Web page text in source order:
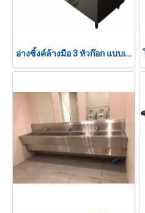
อ่างซิ้งค์ล้างมือ 3 หัวก๊อก แบบเซ็นเซอร์